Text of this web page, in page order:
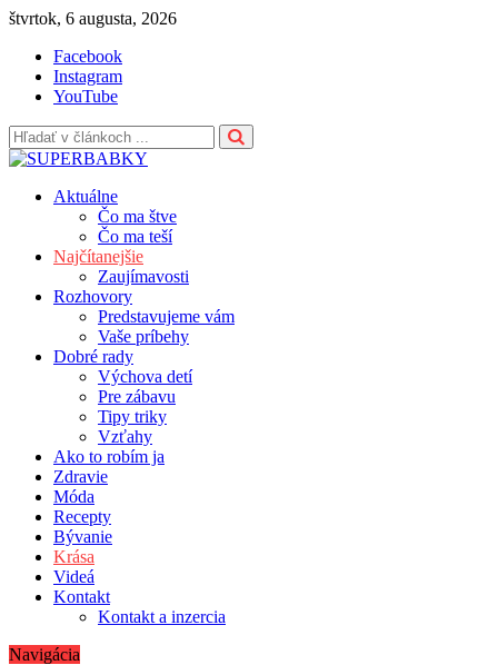
Skip
content
štvrtok, 6 augusta, 2026
Facebook
Instagram
YouTube
Aktuálne
Čo ma štve
Čo ma teší
Najčítanejšie
Zaujímavosti
Rozhovory
Predstavujeme vám
Vaše príbehy
Dobré rady
Výchova detí
Pre zábavu
Tipy triky
Vzťahy
Ako to robím ja
Zdravie
Móda
Recepty
Bývanie
Krása
Videá
Kontakt
Kontakt a inzercia
Navigácia